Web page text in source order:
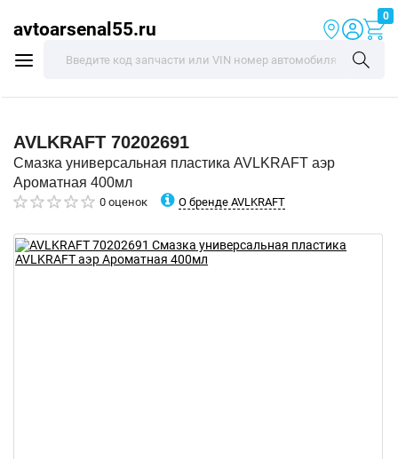
avtoarsenal55.ru
0
AVLKRAFT 70202691
Смазка универсальная пластика AVLKRAFT аэр
Ароматная 400мл
0 оценок О бренде AVLKRAFT